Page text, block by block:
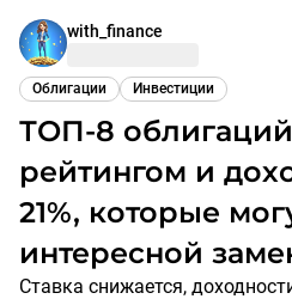
with_finance
Облигации Инвестиции
ТОП-8 облигаций с высоким
рейтингом и
21%, которые
интересной
Ставка снижается, доходности по вкладам в банках